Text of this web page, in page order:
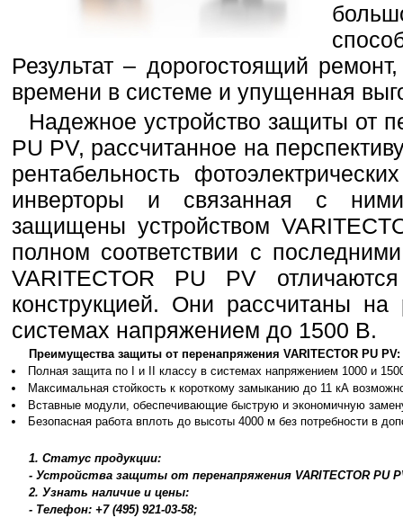
Результат – дорогостоящий
времени в системе и упущенная
Надежное устройство защиты от
PU PV, рассчитанное на
рентабельность
инверторы и связанная с
защищены устройством
полном соответствии с
VARITECTOR PU PV
конструкцией. Они рассчитаны на
системах напряжением до 1500 В.
Преимущества защиты от перенапряжения VARITECTOR PU PV:
Полная защита по I и II классу в системах напряжением 1000 и
Максимальная стойкость к короткому замыканию до 11 кА
Вставные модули, обеспечивающие быструю и экономичную
Безопасная работа вплоть до высоты 4000 м без потребности в
1. Статус продукции:
- Устройства защиты от перенапряжения VARITECTOR PU
2. Узнать наличие и цены:
- Телефон: +7 (495) 921-03-58;